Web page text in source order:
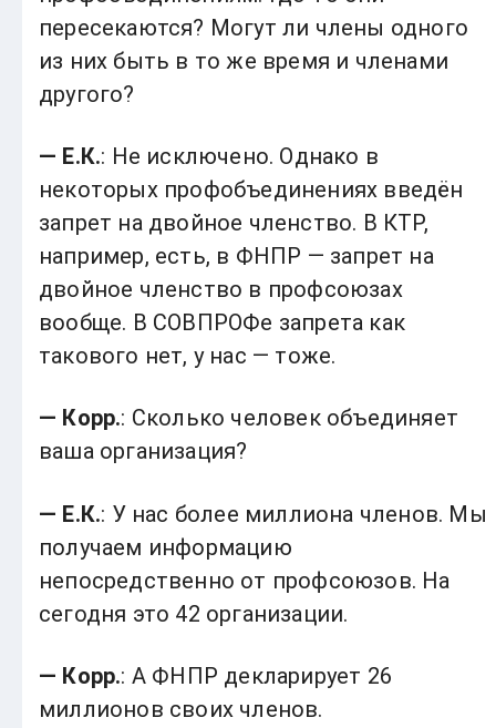
пересекаются? Могут ли члены одного
из них быть в то же время и членами
другого?
— Е.К.: Не исключено. Однако в
некоторых профобъединениях введён
запрет на двойное членство. В КТР,
например, есть, в ФНПР — запрет на
двойное членство в профсоюзах
вообще. В СОВПРОФе запрета как
такового нет, у нас — тоже.
— Корр.: Сколько человек объединяет
ваша организация?
— Е.К.: У нас более миллиона членов. Мы
получаем информацию
непосредственно от профсоюзов. На
сегодня это 42 организации.
— Корр.: А ФНПР декларирует 26
миллионов своих членов.